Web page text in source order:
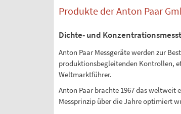
Produkte der Anton Paar
Dichte- und
Anton Paar Messgeräte werden zur
produktionsbegleitenden Kontrollen,
Weltmarktführer.
Anton Paar brachte 1967 das weltweit
Messprinzip über die Jahre optimiert